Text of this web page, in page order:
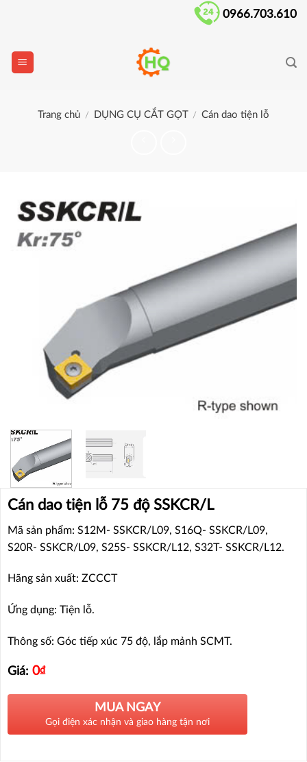
0966.703.610
Trang chủ / DỤNG CỤ CẮT GỌT / Cán dao tiện lỗ
Cán dao tiện lỗ 75 độ SSKCR/L
Mã sản phẩm: S12M- SSKCR/L09, S16Q- SSKCR/L09,
S20R- SSKCR/L09, S25S- SSKCR/L12, S32T- SSKCR/L12.
Hãng sản xuất: ZCCCT
Ứng dụng: Tiện lỗ.
Thông số: Góc tiếp xúc 75 độ, lắp mảnh SCMT.
Giá: 0₫
MUA NGAY
Gọi điện xác nhận và giao hàng tận nơi